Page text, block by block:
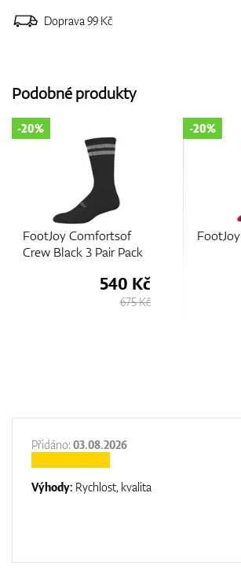
Doprava 99 Kč
Podobné produkty
3 Pair Pack
FootJoy Heritage Crew
Přidáno: 03.08.2026
Výhody: Rychlost, kvalita